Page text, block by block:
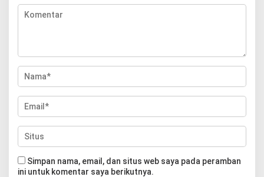
Simpan nama, email, dan situs web saya pada peramban
ini untuk komentar saya berikutnya.